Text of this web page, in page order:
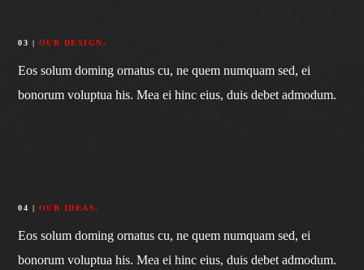
03 | OUR DESIGN.
Eos solum doming ornatus cu, ne quem numquam sed, ei
bonorum voluptua his. Mea ei hinc eius, duis debet admodum.
04 | OUR IDEAS.
Eos solum doming ornatus cu, ne quem numquam sed, ei
bonorum voluptua his. Mea ei hinc eius, duis debet admodum.